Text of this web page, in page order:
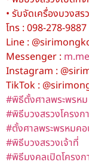
• รับจัดเครื่องบวงส
โทร : 098-278-
Line :
Messenger :
Instagram :
TikTok :
#พิธีตั้งศาลพระพรหม
#พิธีบวงสรวงโครงก
#ตั้งศาลพระพรหมคอ
#พิธีบวงสรวงเจ้าที่
#พิธีมงคลเปิดโครงก